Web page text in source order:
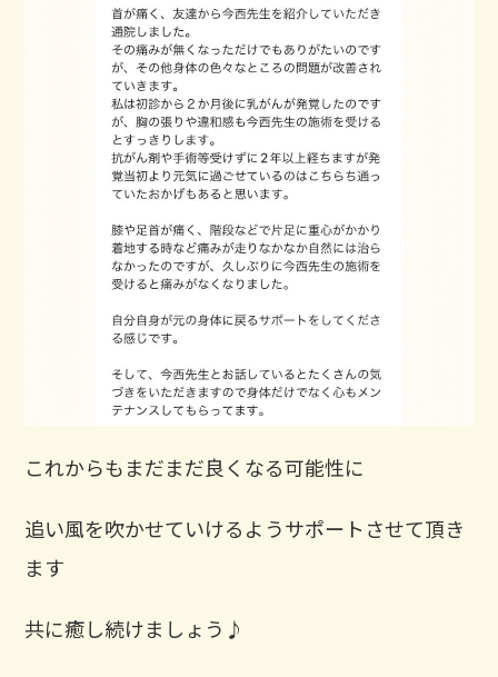
これからもまだまだ良くなる可能性に
追い風を吹かせていけるようサポートさせて頂き
ます
共に癒し続けましょう♪